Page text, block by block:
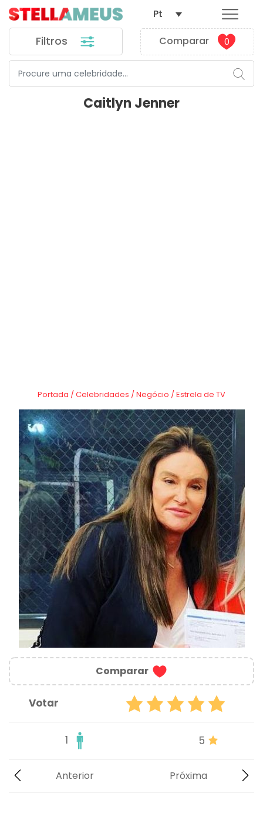
Filtros Comparar 0
Pt
Caitlyn Jenner
Portada /Celebridades /Negócio /Estrela de TV
Comparar
Votar
1 5
Próxima
Anterior